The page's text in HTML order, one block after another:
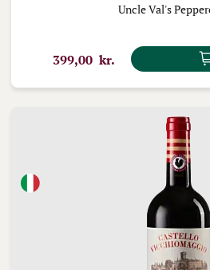
Uncle Val's
399,00 kr.